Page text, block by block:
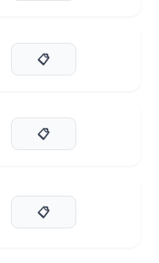
📋
📋
📋